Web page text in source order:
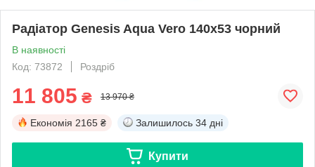
Радіатор Genesis Aqua Vero 140x53 чорний
В наявності
Код: 73872
Роздріб
11 805 ₴ 13 970 ₴
Економія 2165 ₴ Залишилось 34 дні
Купити